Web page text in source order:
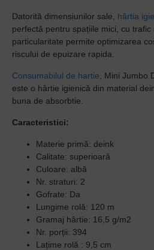
Datorită dimensiunilor sale, hârtia
perfectă pentru spațiile mici, cu trafic
particularitate permite optimizarea
riscului de epuizare rapida.
Consumabilul de hartie , Mini Jumbo
este o hârtie igienică din material
buna de absorbtie.
Caracteristici:
Materie primă: deink
Calitate: superioară
Culoare: albă
Nr. straturi: 2
Gofrate: Da
Lungime rolă: 120 m
Gramaj hârtie: 16,5 g/m2
Nr. porții: 394
Lațime rolă : 9,5 cm